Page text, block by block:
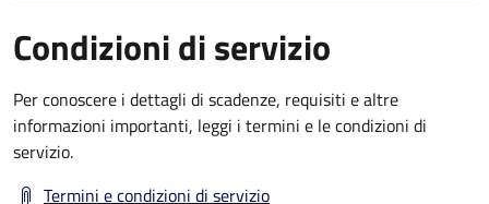
Condizioni di servizio
Per conoscere i dettagli di scadenze, requisiti e altre
informazioni importanti, leggi i termini e le condizioni di
servizio.
Termini e condizioni di servizio